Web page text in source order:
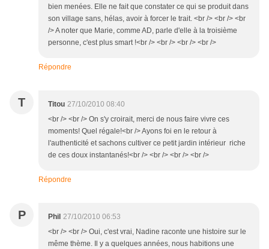
bien menées. Elle ne fait que constater ce qui se produit dans
son village sans, hélas, avoir à forcer le trait. <br /> <br /> <br
/> A noter que Marie, comme AD, parle d'elle à la troisième
personne, c'est plus smart !<br /> <br /> <br /> <br />
Répondre
T Titou 27/10/2010 08:40
<br /> <br /> On s'y croirait, merci de nous faire vivre ces
moments! Quel régale!<br /> Ayons foi en le retour à
l'authenticité et sachons cultiver ce petit jardin intérieur riche
de ces doux instantanés!<br /> <br /> <br /> <br />
Répondre
P Phil 27/10/2010 06:53
<br /> <br /> Oui, c'est vrai, Nadine raconte une histoire sur le
même thème. Il y a quelques années, nous habitions une